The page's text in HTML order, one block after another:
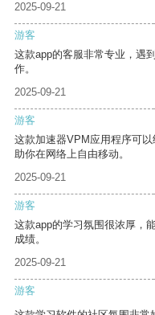
2025-09-21
游客
这款app的客服非常专业，遇
作。
2025-09-21
游客
这款加速器VPM应用程序可
助你在网络上自由移动。
2025-09-21
游客
这款app的学习氛围很浓厚，
成绩。
2025-09-21
游客